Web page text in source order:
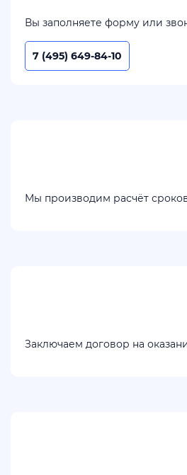
Вы заполняете форму или
7 (495) 649-84-10
Мы производим расчёт
Заключаем договор на